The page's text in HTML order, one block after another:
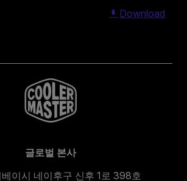
Download
글로벌 본사
이시 네이후구 신후 1로 398호